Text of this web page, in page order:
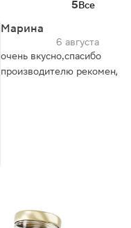
5Все
Марина
6 августа
очень вкусно,спасибо
производителю